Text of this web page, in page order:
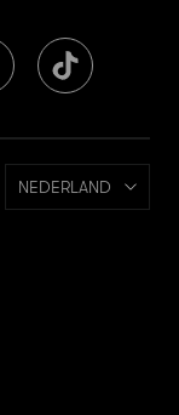
NEDERLAND